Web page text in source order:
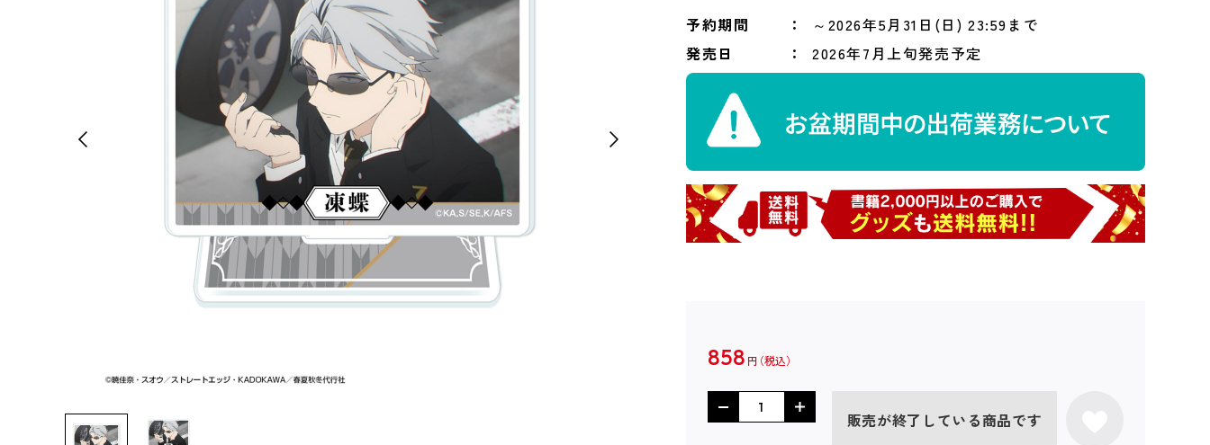
予約期間
～2026年5月31日(日) 23:59まで
発売日
2026年7月上旬発売予定
858 円
販売が終了している商品です